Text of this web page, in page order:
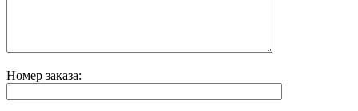
Номер заказа: